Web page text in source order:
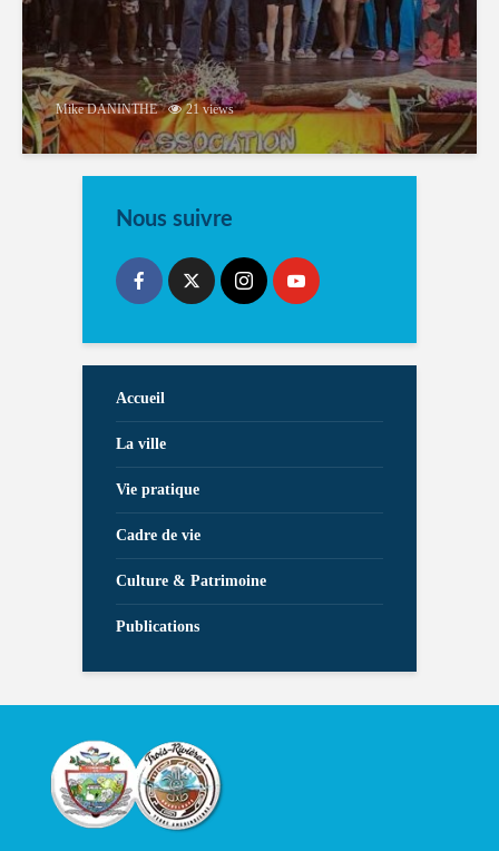
Mike DANINTHE 21 views
Nous suivre
Accueil
La ville
Vie pratique
Cadre de vie
Culture & Patrimoine
Publications